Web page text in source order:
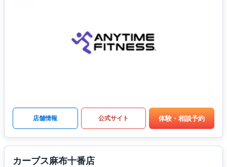
店舗情報 公式サイト 体験・相談予約
カーブス麻布十番店